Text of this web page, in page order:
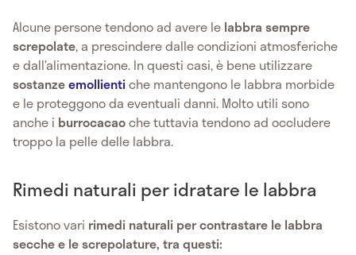
Alcune persone tendono ad avere le labbra sempre
screpolate, a prescindere dalle condizioni atmosferiche
e dall’alimentazione. In questi casi, è bene utilizzare
sostanzeemollientiche mantengono le labbra morbide
e le proteggono da eventuali danni. Molto utili sono
anche i burrocacaoche tuttavia tendono ad occludere
troppo la pelle delle labbra.
Rimedi naturali per idratare le labbra
Esistono vari rimedi naturali per contrastare le labbra
secche e le screpolature, tra questi: